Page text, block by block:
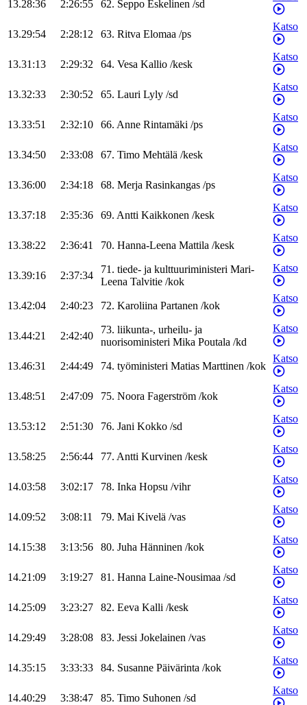
13.28:36 2:26:55 62. Seppo Eskelinen /sd
13.29:54 2:28:12 63. Ritva Elomaa /ps
Katso
13.31:13 2:29:32 64. Vesa Kallio /kesk
Katso
13.32:33 2:30:52 65. Lauri Lyly /sd
Katso
13.33:51 2:32:10 66. Anne Rintamäki /ps
Katso
13.34:50 2:33:08 67. Timo Mehtälä /kesk
Katso
13.36:00 2:34:18 68. Merja Rasinkangas /ps
Katso
13.37:18 2:35:36 69. Antti Kaikkonen /kesk
Katso
13.38:22 2:36:41 70. Hanna-Leena Mattila /kesk
Katso
13.39:16 2:37:34
71. tiede- ja kulttuuriministeri Mari-
Leena Talvitie /kok
Katso
13.42:04 2:40:23 72. Karoliina Partanen /kok
Katso
13.44:21 2:42:40
73. liikunta-, urheilu- ja
nuorisoministeri Mika Poutala /kd
Katso
13.46:31 2:44:49 74. työministeri Matias Marttinen /kok
Katso
13.48:51 2:47:09 75. Noora Fagerström /kok
Katso
13.53:12 2:51:30 76. Jani Kokko /sd
Katso
13.58:25 2:56:44 77. Antti Kurvinen /kesk
Katso
14.03:58 3:02:17 78. Inka Hopsu /vihr
Katso
14.09:52 3:08:11 79. Mai Kivelä /vas
Katso
14.15:38 3:13:56 80. Juha Hänninen /kok
Katso
14.21:09 3:19:27 81. Hanna Laine-Nousimaa /sd
Katso
14.25:09 3:23:27 82. Eeva Kalli /kesk
Katso
14.29:49 3:28:08 83. Jessi Jokelainen /vas
Katso
14.35:15 3:33:33 84. Susanne Päivärinta /kok
Katso
14.40:29 3:38:47 85. Timo Suhonen /sd
Katso